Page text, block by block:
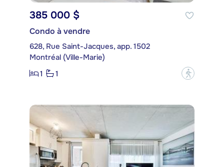
385 000 $
Condo à vendre
628, Rue Saint-Jacques, app. 1502
Montréal (Ville-Marie)
1
1 ?